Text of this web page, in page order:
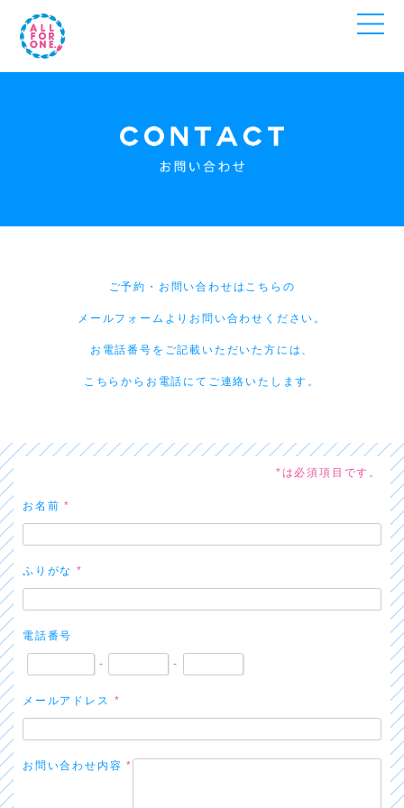
ご予約・お問い合わせはこちらの
メールフォームよりお問い合わせください。
お電話番号をご記載いただいた方には、
こちらからお電話にてご連絡いたします。
*は必須項目です。
お名前 *
ふりがな *
電話番号
- -
メールアドレス *
お問い合わせ内容 *